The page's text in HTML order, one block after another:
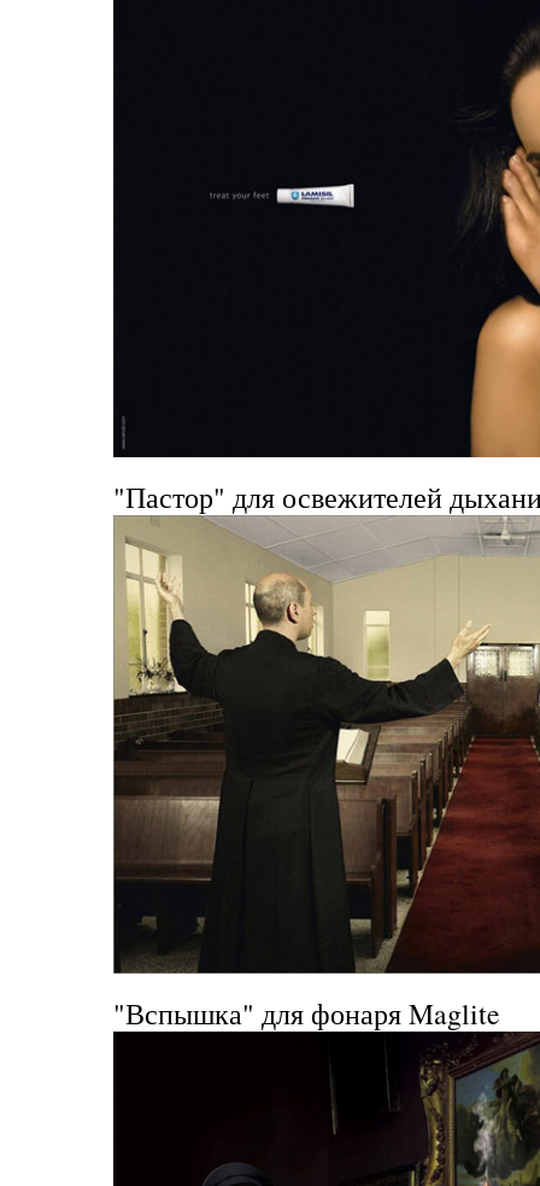
"Пастор" для освежителей
"Вспышка" для фонаря Maglite